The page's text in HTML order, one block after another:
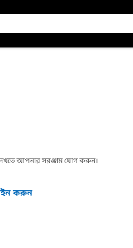
আপনার সরঞ্জাম যোগ করুন।
করুন